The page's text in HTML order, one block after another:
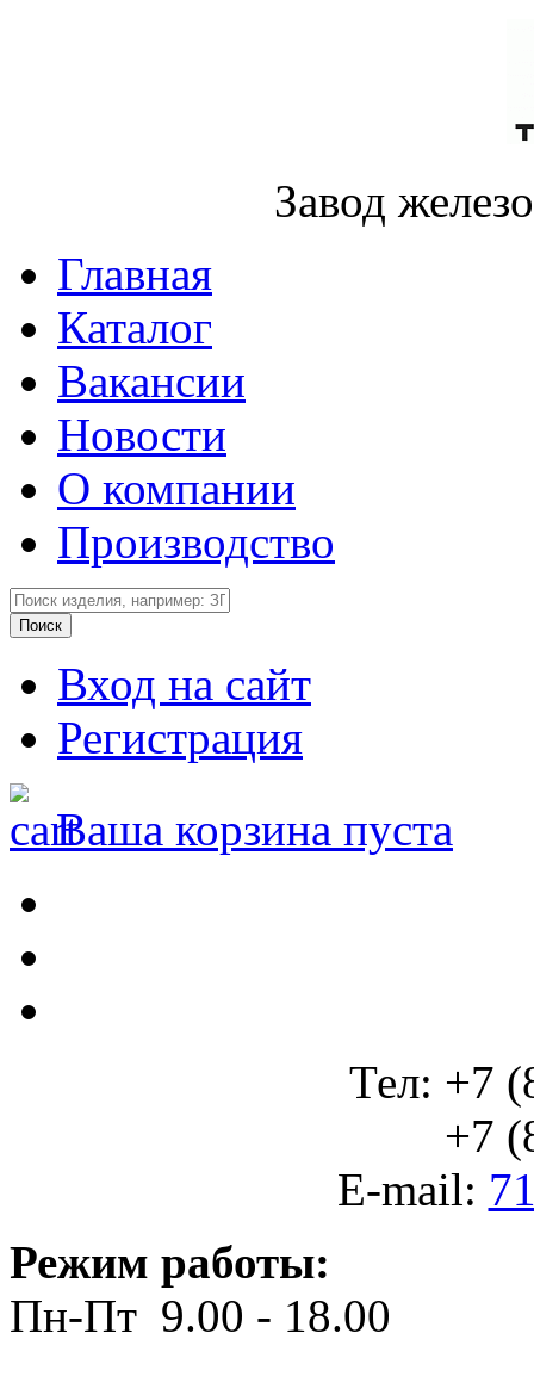
Завод
Главная
Каталог
Вакансии
Новости
О компании
Производство
Вход на сайт
Регистрация
Ваша корзина пуста
Тел: +7
+7
E-mail:
Режим работы:
Пн-Пт 9.00 - 18.00